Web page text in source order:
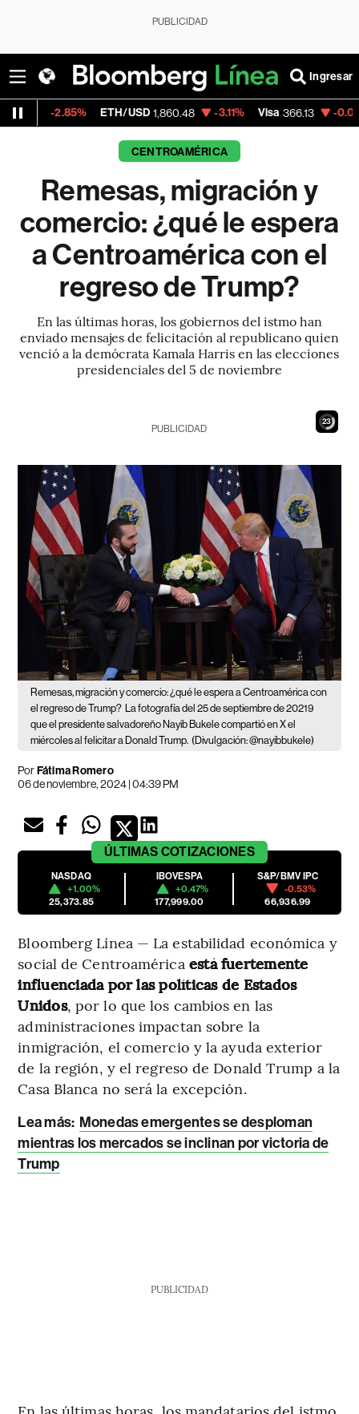
PUBLICIDAD
Ingresar
ETH/USD 1,860.48 -3.11% Visa 366.13 -0.04%
CENTROAMÉRICA
Remesas, migración y
comercio: ¿qué le espera
a Centroamérica con el
regreso de Trump?
En las últimas horas, los gobiernos del istmo han
enviado mensajes de felicitación al republicano quien
venció a la demócrata Kamala Harris en las elecciones
presidenciales del 5 de noviembre
21
PUBLICIDAD
Remesas, migración y comercio: ¿qué le espera a Centroamérica con
el regreso de Trump?
La fotografía del 25 de septiembre de 20219
que el presidente salvadoreño Nayib Bukele compartió en X el
miércoles al felicitar a Donald Trump. (Divulgación: @nayibbukele)
PorFátima Romero
06 de noviembre, 2024 | 04:39 PM
ÚLTIMAS COTIZACIONES
NASDAQ
+1.00%
25,373.85
IBOVESPA
+0.47%
177,999.00
S&P/BMV IPC
-0.53%
66,936.99
Bloomberg Línea — La estabilidad económica y
social de Centroamérica está fuertemente
influenciada por las políticas de Estados
Unidos, por lo que los cambios en las
administraciones impactan sobre la
inmigración, el comercio y la ayuda exterior
de la región, y el regreso de Donald Trump a la
Casa Blanca no será la excepción.
Lea más: Monedas emergentes se desploman
mientras los mercados se inclinan por victoria de
Trump
PUBLICIDAD